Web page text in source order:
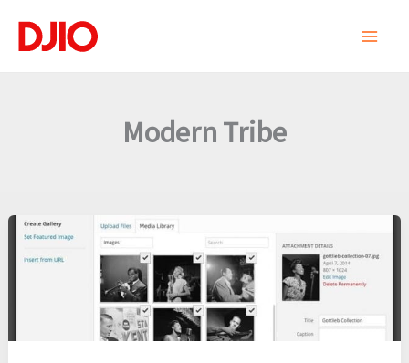
Modern Tribe
Simple
Photo